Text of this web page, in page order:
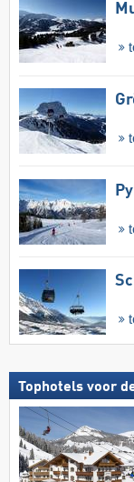
Tophotels voor